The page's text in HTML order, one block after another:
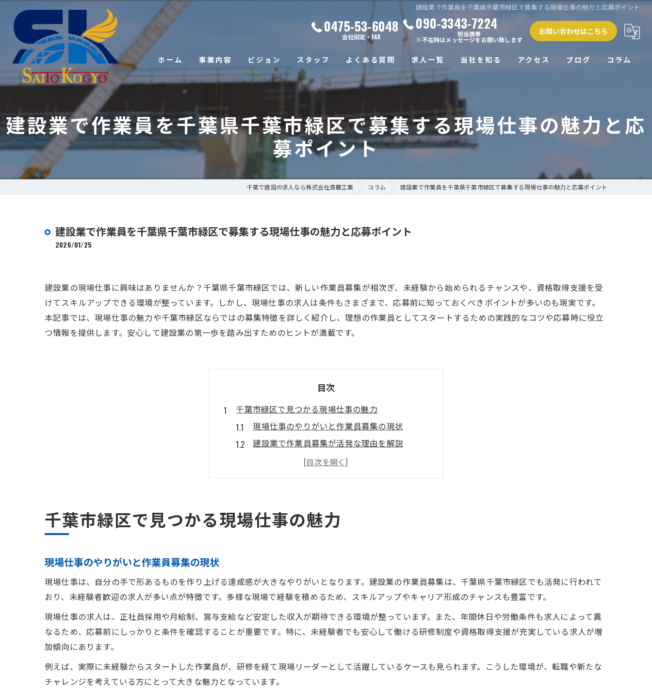
建設業で作業員を千葉県千葉市緑区で募集する現場仕事の魅力と応募ポイント
0475-53-6048
会社固定・FAX
090-3343-7224
担当携帯
※不在時はメッセージをお願い致します
お問い合わせはこちら
ホーム 事業内容 ビジョン スタッフ よくある質問 求人一覧 当社を知る
未経験
経験者
高収入
アクセス ブログ コラム
建設業で作業員を千葉県千葉市緑区で募集する現場仕事の魅力と応
募ポイント
千葉で建設の求人なら株式会社斎藤工業 コラム 建設業で作業員を千葉県千葉市緑区で募集する現場仕事の魅力と応募ポイント
建設業で作業員を千葉県千葉市緑区で募集する現場仕事の魅力と応募ポイント
2026/01/25
建設業の現場仕事に興味はありませんか？千葉県千葉市緑区では、新しい作業員募集が相次ぎ、未経験から始められるチャンスや、資格取得支援を受
けてスキルアップできる環境が整っています。しかし、現場仕事の求人は条件もさまざまで、応募前に知っておくべきポイントが多いのも現実です。
本記事では、現場仕事の魅力や千葉市緑区ならではの募集特徴を詳しく紹介し、理想の作業員としてスタートするための実践的なコツや応募時に役立
つ情報を提供します。安心して建設業の第一歩を踏み出すためのヒントが満載です。
目次
千葉市緑区で見つかる現場仕事の魅力
現場仕事のやりがいと作業員募集の現状
建設業で作業員募集が活発な理由を解説
現場仕事が千葉市緑区で人気の背景とは
現場仕事と作業員募集の将来性について
未経験から挑戦できる作業員募集情報
未経験歓迎の現場仕事が増える理由とは
建設業未経験者向け作業員募集の特徴解説
未経験でも安心な現場仕事の研修制度とは
現場仕事を始めるなら今がチャンス
現場仕事の作業員募集が今注目される理由
現場仕事スタートに適したタイミングとは
作業員募集が急増中の千葉市緑区事情
千葉市緑区で見つかる現場仕事の魅力
現場仕事のやりがいと作業員募集の現状
現場仕事は、自分の手で形あるものを作り上げる達成感が大きなやりがいとなります。建設業の作業員募集は、千葉県千葉市緑区でも活発に行われて
おり、未経験者歓迎の求人が多い点が特徴です。多様な現場で経験を積めるため、スキルアップやキャリア形成のチャンスも豊富です。
現場仕事の求人は、正社員採用や月給制、賞与支給など安定した収入が期待できる環境が整っています。また、年間休日や労働条件も求人によって異
なるため、応募前にしっかりと条件を確認することが重要です。特に、未経験者でも安心して働ける研修制度や資格取得支援が充実している求人が増
加傾向にあります。
例えば、実際に未経験からスタートした作業員が、研修を経て現場リーダーとして活躍しているケースも見られます。こうした環境が、転職や新たな
チャレンジを考えている方にとって大きな魅力となっています。